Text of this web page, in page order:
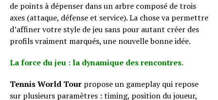
de points à dépenser dans un arbre composé de trois
axes (attaque, défense et service). La chose va permettre
d’affiner votre style de jeu sans pour autant créer des
profils vraiment marqués, une nouvelle bonne idée.
La force du jeu : la dynamique des rencontres.
Tennis World Tour propose un gameplay qui repose
sur plusieurs paramètres : timing, position du joueur,